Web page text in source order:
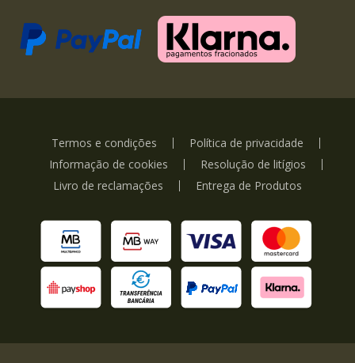
Termos e condições
Política de privacidade
Informação de cookies
Resolução de litígios
Livro de reclamações
Entrega de Produtos